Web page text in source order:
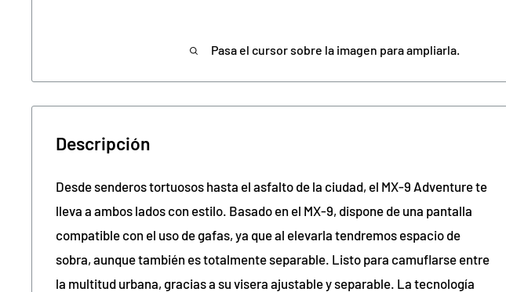
Pasa el cursor sobre la imagen para ampliarla.
Descripción
Desde senderos tortuosos hasta el asfalto de la ciudad, el MX-9 Adventure te
lleva a ambos lados con estilo. Basado en el MX-9, dispone de una pantalla
compatible con el uso de gafas, ya que al elevarla tendremos espacio de
sobra, aunque también es totalmente separable. Listo para camuflarse entre
la multitud urbana, gracias a su visera ajustable y separable. La tecnología